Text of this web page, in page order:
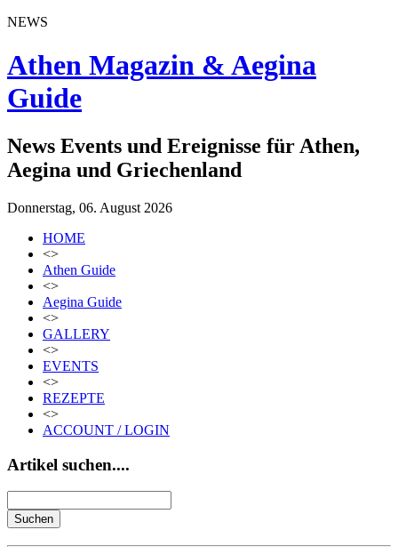
NEWS
Athen Magazin & Aegina
Guide
News Events und Ereignisse für Athen,
Aegina und Griechenland
Donnerstag, 06. August 2026
HOME
<>
Athen Guide
<>
Aegina Guide
<>
GALLERY
<>
EVENTS
<>
REZEPTE
<>
ACCOUNT / LOGIN
Artikel suchen....